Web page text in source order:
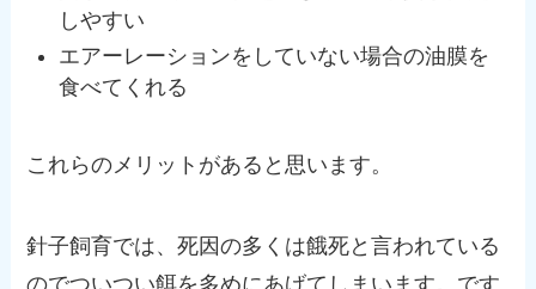
しやすい
エアーレーションをしていない場合の油膜を
食べてくれる
これらのメリットがあると思います。
針子飼育では、死因の多くは餓死と言われている
のでついつい餌を多めにあげてしまいます。です